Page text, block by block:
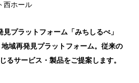
西ホール
プラットフォーム「みちしるべ」
域再発見プラットフォーム。従来の
るサービス・製品をご提案します。